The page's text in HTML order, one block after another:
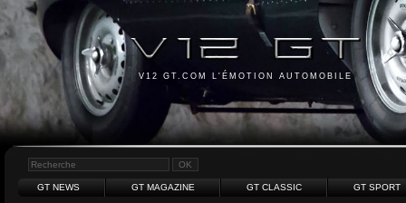
V12 GT.COM L'ÉMOTION AUTOMOBILE
GT NEWS GT MAGAZINE GT CLASSIC GT SPORT